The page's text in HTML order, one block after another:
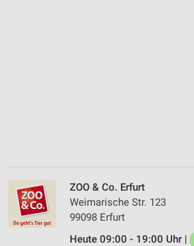
ZOO & Co. Erfurt
Weimarische Str. 123
99098 Erfurt
Heute 09:00 - 19:00 Uhr |